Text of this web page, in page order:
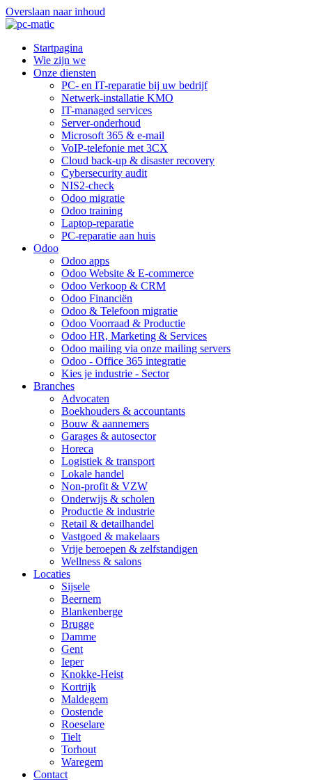
Overslaan naar inhoud
Startpagina
Wie zijn we
Onze diensten
PC- en IT-reparatie bij uw bedrijf
Netwerk-installatie KMO
IT-managed services
Server-onderhoud
Microsoft 365 & e-mail
VoIP-telefonie met 3CX
Cloud back-up & disaster recovery
Cybersecurity audit
NIS2-check
Odoo migratie
Odoo training
Laptop-reparatie
PC-reparatie aan huis
Odoo
Odoo apps
Odoo Website & E-commerce
Odoo Verkoop & CRM
Odoo Financiën
Odoo & Telefoon migratie
Odoo Voorraad & Productie
Odoo HR, Marketing & Services
Odoo mailing via onze mailing servers
Odoo - Office 365 integratie
Kies je industrie - Sector
Branches
Advocaten
Boekhouders & accountants
Bouw & aannemers
Garages & autosector
Horeca
Logistiek & transport
Lokale handel
Non-profit & VZW
Onderwijs & scholen
Productie & industrie
Retail & detailhandel
Vastgoed & makelaars
Vrije beroepen & zelfstandigen
Wellness & salons
Locaties
Sijsele
Beernem
Blankenberge
Brugge
Damme
Gent
Ieper
Knokke-Heist
Kortrijk
Maldegem
Oostende
Roeselare
Tielt
Torhout
Waregem
Contact